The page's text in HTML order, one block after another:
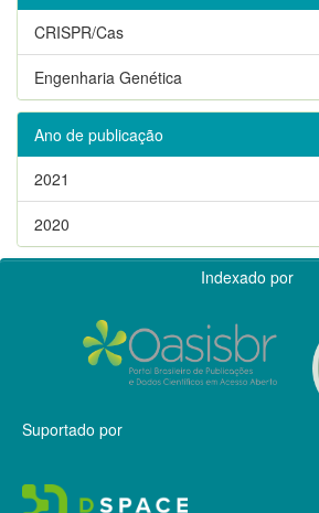
CRISPR/Cas
Engenharia Genética
Ano de publicação
2021
2020
Indexado por
Suportado por